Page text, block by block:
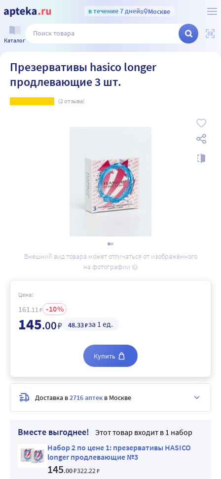
в течение 7 днейв Москве
Каталог
Презервативы hasico longer
продлевающие 3 шт.
(2отзыва)
Внешний вид товара может отличаться от изображённого
на фотографии
Вместе выгоднее!
Этот товар входит в 1 набор
Набор 2 по цене 1: презервативы HASICO
longer продлевающие №3
145.00₽322.22₽
Цена:
161 .11 ₽ 10
145.00₽ 48.33₽за 1 ед.
Купить
Доставка в2716 аптек в Москве